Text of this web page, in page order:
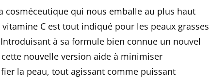
cosméceutique qui nous emballe au plus haut
C est tout indiqué pour les peaux grasses
à sa formule bien connue un nouvel
nouvelle version aide à minimiser
la peau, tout agissant comme puissant